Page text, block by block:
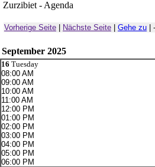
Zurzibiet - Agenda
Vorherige Seite Nächste Seite Gehe zu |
September 2025
16 Tuesday
08:00 AM
09:00 AM
10:00 AM
11:00 AM
12:00 PM
01:00 PM
02:00 PM
03:00 PM
04:00 PM
05:00 PM
06:00 PM